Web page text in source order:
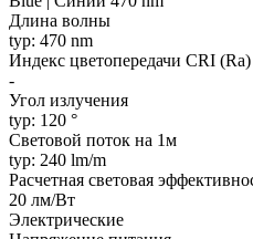
Длина волны
typ: 470 nm
Индекс цветопередачи CRI (Ra)
-
Угол излучения
typ: 120 °
Световой поток на 1м
typ: 240 lm/m
Расчетная световая
20 лм/Вт
Электрические